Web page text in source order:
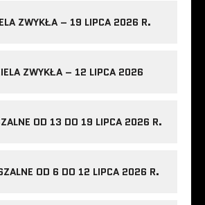
ZWYKŁA – 19 LIPCA 2026 R.
ZWYKŁA – 12 LIPCA 2026
OD 13 DO 19 LIPCA 2026 R.
OD 6 DO 12 LIPCA 2026 R.